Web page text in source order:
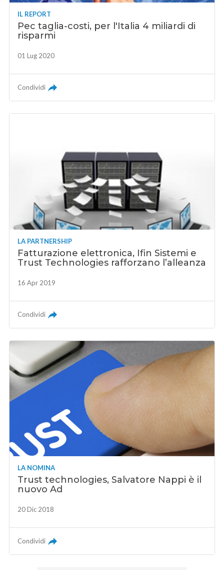
IL REPORT
Pec taglia-costi, per l'Italia 4 miliardi di
risparmi
01 Lug 2020
Condividi
LA PARTNERSHIP
Fatturazione elettronica, Ifin Sistemi e
Trust Technologies rafforzano l’alleanza
16 Apr 2019
Condividi
LA NOMINA
Trust technologies, Salvatore Nappi è il
nuovo Ad
20 Dic 2018
Condividi